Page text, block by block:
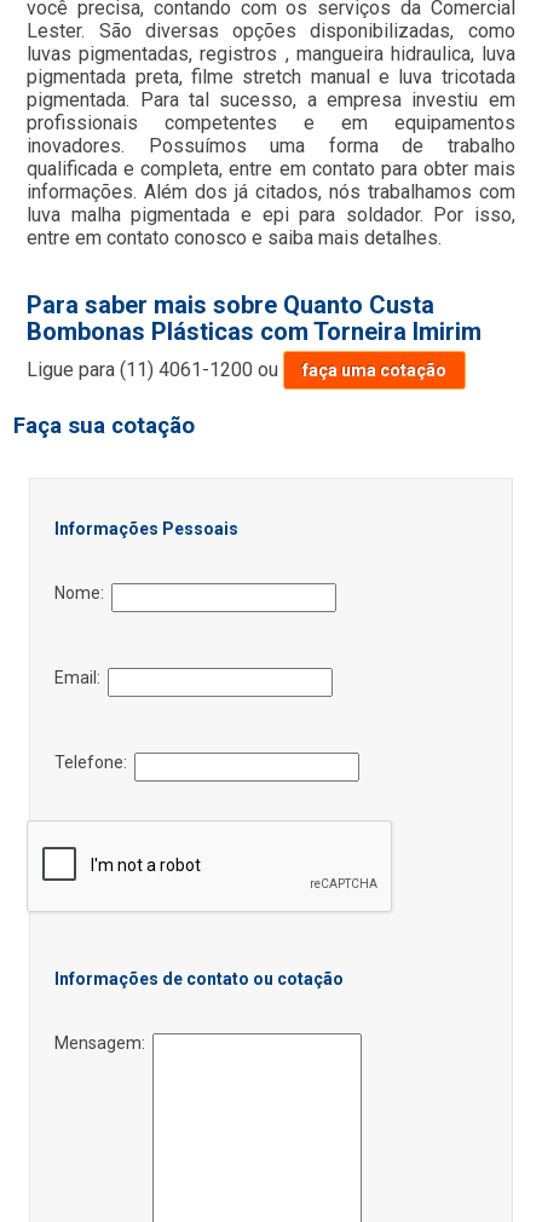
você precisa, contando com os serviços da Comercial
Lester. São diversas opções disponibilizadas, como
luvas pigmentadas, registros , mangueira hidraulica, luva
pigmentada preta, filme stretch manual e luva tricotada
pigmentada. Para tal sucesso, a empresa investiu em
profissionais competentes e em equipamentos
inovadores. Possuímos uma forma de trabalho
qualificada e completa, entre em contato para obter mais
informações. Além dos já citados, nós trabalhamos com
luva malha pigmentada e epi para soldador. Por isso,
entre em contato conosco e saiba mais detalhes.
Para saber mais sobre Quanto Custa
Bombonas Plásticas com Torneira Imirim
Ligue para(11) 4061-1200 ou faça uma cotação
Faça sua cotação
Informações Pessoais
Nome:
Email:
Telefone:
Informações de contato ou cotação
Mensagem: